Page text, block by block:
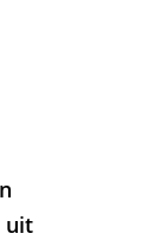
uit